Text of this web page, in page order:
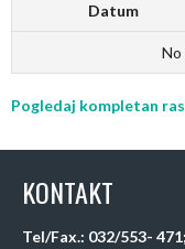
Datum
No
Pogledaj kompletan
KONTAKT
Tel/Fax.: 032/553- 471;